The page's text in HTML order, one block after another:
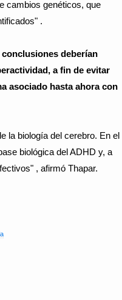
cambios genéticos, que
.
deberían
a fin de evitar
asociado hasta ahora con
la biología del cerebro. En el
biológica del ADHD y, a
, afirmó Thapar.